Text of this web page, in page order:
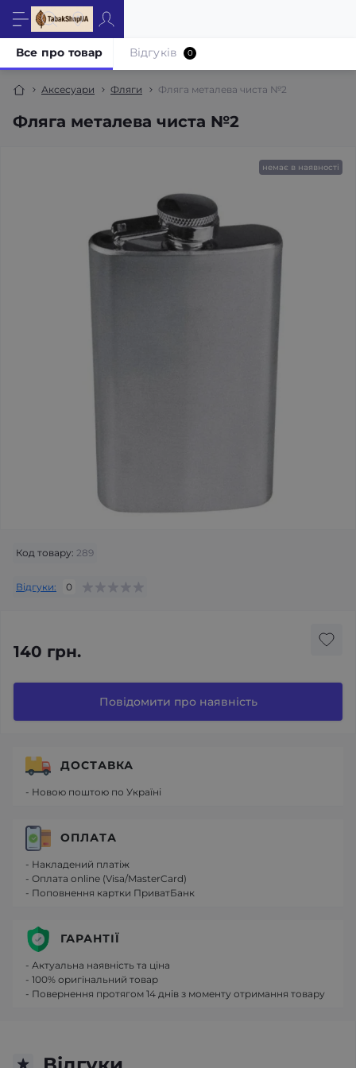
Аксесуари Фляги Фляга металева чиста №2
Фляга металева чиста №2
Все про товар Відгуків 0
немає в наявності
Код товару: 289
Відгуки: 0
140 грн.
Повідомити про наявність
ДОСТАВКА
- Новою поштою по Україні
ОПЛАТА
- Накладений платіж
- Оплата online (Visa/MasterCard)
- Поповнення картки ПриватБанк
ГАРАНТІЇ
- Актуальна наявність та ціна
- 100% оригінальний товар
- Повернення протягом 14 днів з моменту отримання товару